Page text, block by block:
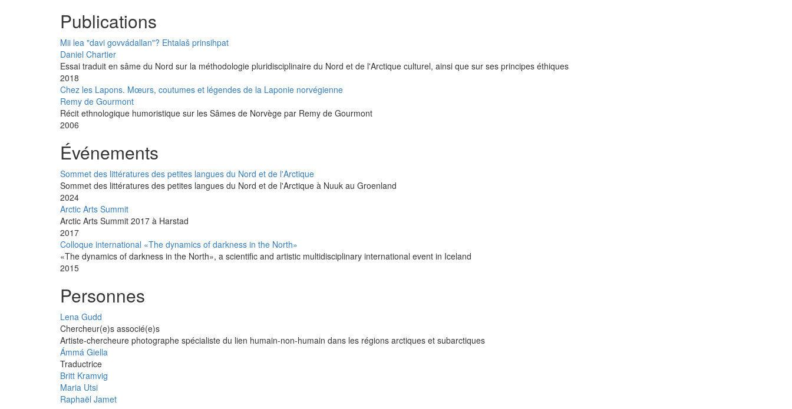
Publications
Mii lea "davi govvádallan"? Ehtalaš prinsihpat
Daniel Chartier
Essai traduit en sâme du Nord sur la méthodologie pluridisciplinaire du Nord et de l'Arctique culturel, ainsi que sur ses principes éthiques
2018
Chez les Lapons. Mœurs, coutumes et légendes de la Laponie norvégienne
Remy de Gourmont
Récit ethnologique humoristique sur les Sâmes de Norvège par Remy de Gourmont
2006
Événements
Sommet des littératures des petites langues du Nord et de l'Arctique
Sommet des littératures des petites langues du Nord et de l'Arctique à Nuuk au Groenland
2024
Arctic Arts Summit
Arctic Arts Summit 2017 à Harstad
2017
Colloque international «The dynamics of darkness in the North»
«The dynamics of darkness in the North», a scientific and artistic multidisciplinary international event in Iceland
2015
Personnes
Lena Gudd
Chercheur(e)s associé(e)s
Artiste-chercheure photographe spécialiste du lien humain-non-humain dans les régions arctiques et subarctiques
Ámmá Giella
Traductrice
Britt Kramvig
Maria Utsi
Raphaël Jamet